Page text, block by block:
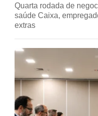
Quarta rodada de
saúde Caixa,
extras